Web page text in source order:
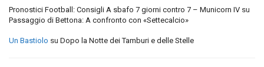
Pronostici Football: Consigli A sbafo 7 giorni contro 7 – Municorn IV su
Passaggio di Bettona: A confronto con «Settecalcio»
Un Bastiolo su Dopo la Notte dei Tamburi e delle Stelle